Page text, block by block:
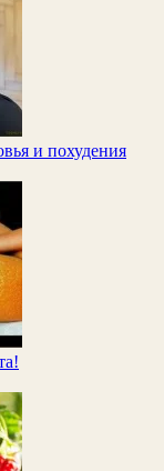
и похудения